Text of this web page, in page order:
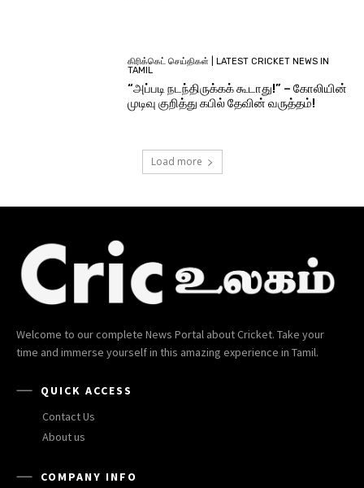
கிரிக்கெட் செய்திகள் | LATEST CRICKET NEWS IN
TAMIL
“அப்படி நடந்திருக்கக் கூடாது!” – கோலியின்
முடிவு குறித்து கபில் தேவின் வருத்தம்!
Load more
Welcome to our complete News Portal about Cricket. Take your
time and immerse yourself in this amazing experience in Tamil.
QUICK ACCESS
Contact Us
About us
COMPANY INFO